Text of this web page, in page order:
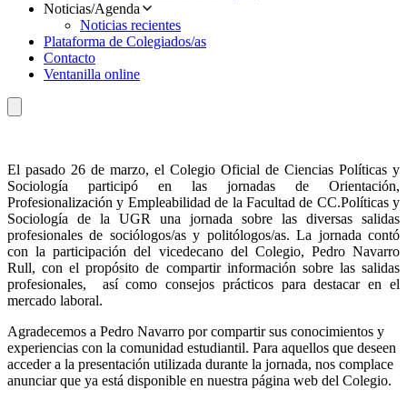
Noticias/Agenda
Noticias recientes
Plataforma de Colegiados/as
Contacto
Ventanilla online
El pasado 26 de marzo, el Colegio Oficial de Ciencias Políticas y
Sociología participó en las jornadas de Orientación,
Profesionalización y Empleabilidad de la Facultad de CC.Políticas y
Sociología de la UGR una jornada sobre las diversas salidas
profesionales de sociólogos/as y politólogos/as. La jornada contó
con la participación del vicedecano del Colegio, Pedro Navarro
Rull, con el propósito de compartir información sobre las salidas
profesionales, así como consejos prácticos para destacar en el
mercado laboral.
Agradecemos a Pedro Navarro por compartir sus conocimientos y
experiencias con la comunidad estudiantil. Para aquellos que deseen
acceder a la presentación utilizada durante la jornada, nos complace
anunciar que ya está disponible en nuestra página web del Colegio.